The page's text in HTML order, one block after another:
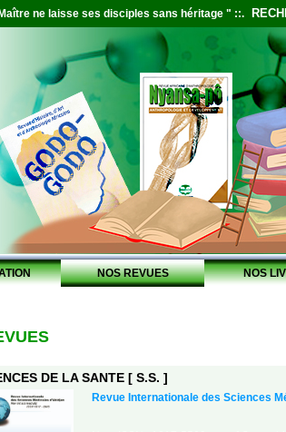
ne laisse ses disciples sans héritage " ::.
NOS REVUES NOS
DE LA SANTE [ S.S. ]
Revue Internationale des Sciences